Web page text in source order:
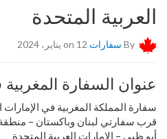
العربية المتحدة
By سفارات
عنوان السفارة
سفارة المملكة المغربية في الإمارات
قرب سفارتي لبنان وباكستان –
أبو ظبي – الإمارات العربية المتحدة